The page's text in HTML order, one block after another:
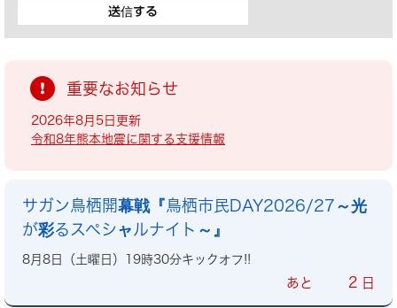
重要なお知らせ
2026年8月5日更新
令和8年熊本地震に関する支援情報
サガン鳥栖開幕戦『鳥栖市民DAY2026/27～光
が彩るスペシャルナイト～』
8月8日（土曜日）19時30分キックオフ!!
あと 2 日